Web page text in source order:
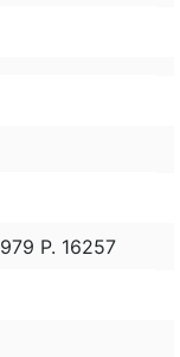
P. 16257